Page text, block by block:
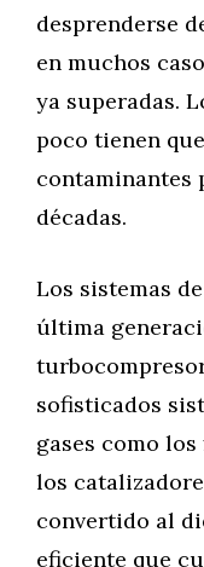
desprenderse
en muchos
ya superadas.
poco tienen
contaminantes
décadas.
Los sistemas
última
sofisticados
gases como
los
convertido al
eficiente que